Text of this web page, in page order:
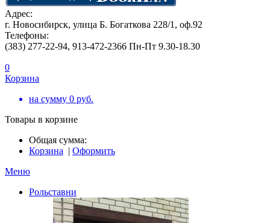
Адрес:
г. Новосибирск, улица Б. Богаткова 228/1, оф.92
Телефоны:
(383) 277-22-94, 913-472-2366 Пн-Пт 9.30-18.30
0
Корзина
на сумму 0 руб.
Товары в корзине
Общая сумма:
Корзина | Оформить
Меню
Рольставни